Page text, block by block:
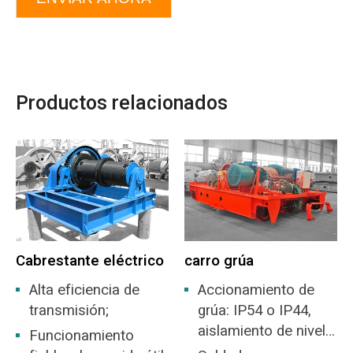
Productos relacionados
Cabrestante eléctrico
Alta eficiencia de
transmisión;
Funcionamiento
carro grúa
Accionamiento de
grúa: IP54 o IP44,
aislamiento de nivel